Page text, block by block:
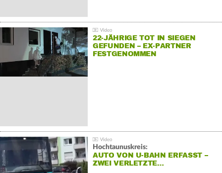
22-JÄHRIGE TOT IN SIEGEN
GEFUNDEN – EX-PARTNER
FESTGENOMMEN
Hochtaunuskreis:
AUTO VON U-BAHN ERFASST –
ZWEI VERLETZTE…